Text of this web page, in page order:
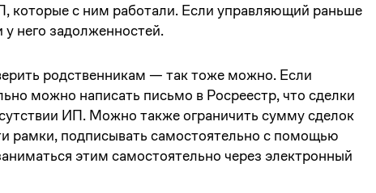
которые с ним работали. Если управляющий раньше
него задолженностей.
родственникам — так тоже можно. Если
можно написать письмо в Росреестр, что сделки
ИП. Можно также ограничить сумму сделок
рамки, подписывать самостоятельно с помощью
этим самостоятельно через электронный